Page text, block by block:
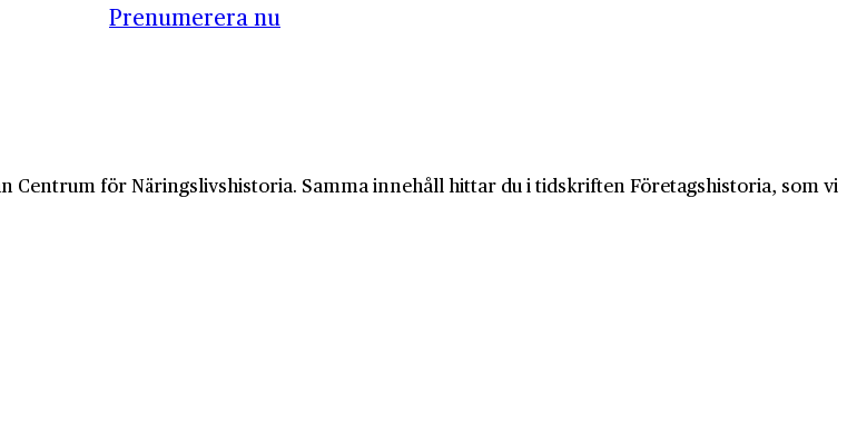
Prenumerera nu
för Näringslivshistoria. Samma innehåll hittar du i tidskriften Företagshistoria, som vi